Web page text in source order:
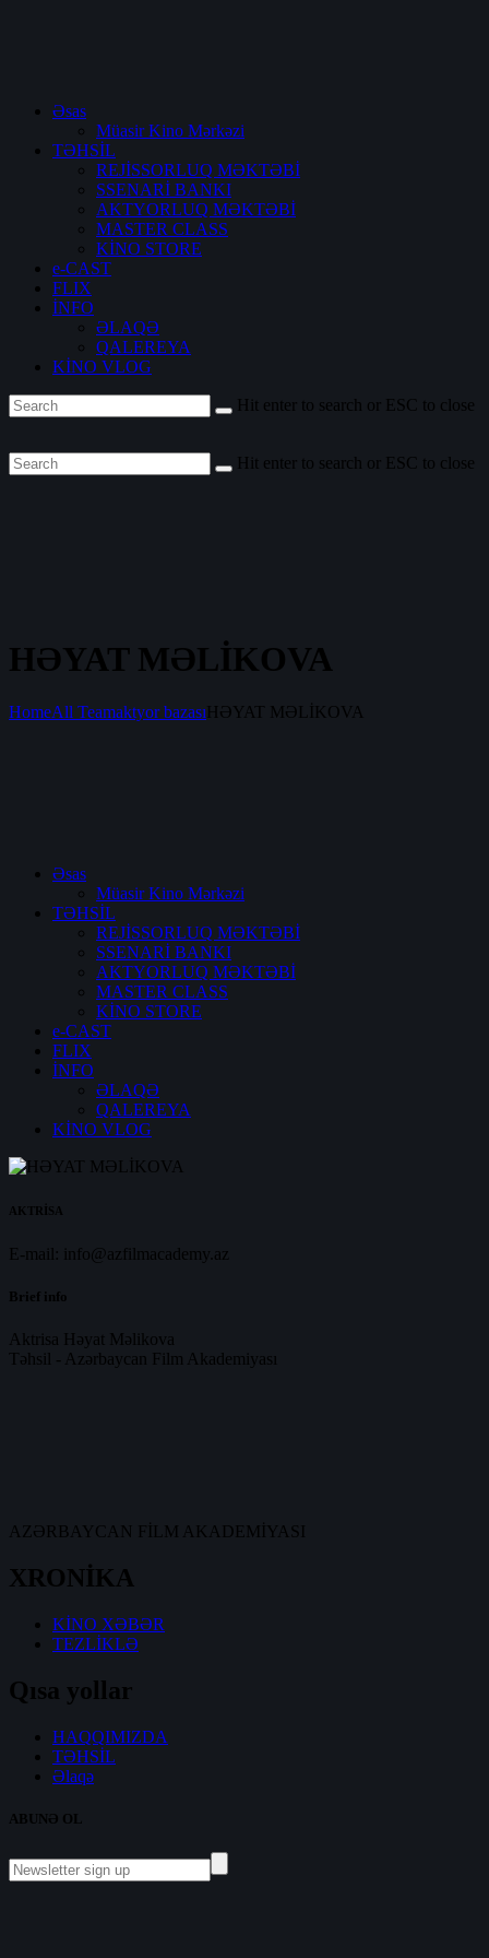
Əsas
Müasir Kino Mərkəzi
TƏHSİL
REJİSSORLUQ MƏKTƏBİ
SSENARİ BANKI
AKTYORLUQ MƏKTƏBİ
MASTER CLASS
KİNO STORE
e-CAST
FLIX
İNFO
ƏLAQƏ
QALEREYA
KİNO VLOG
Hit enter to search or ESC to close
Hit enter to search or ESC to close
HƏYAT MƏLİKOVA
HomeAll Teamaktyor bazası HƏYAT MƏLİKOVA
Əsas
Müasir Kino Mərkəzi
TƏHSİL
REJİSSORLUQ MƏKTƏBİ
SSENARİ BANKI
AKTYORLUQ MƏKTƏBİ
MASTER CLASS
KİNO STORE
e-CAST
FLIX
İNFO
ƏLAQƏ
QALEREYA
KİNO VLOG
AKTRİSA
E-mail: info@azfilmacademy.az
Brief info
Aktrisa Həyat Məlikova
Təhsil - Azərbaycan Film Akademiyası
AZƏRBAYCAN FİLM AKADEMİYASI
XRONİKA
KİNO XƏBƏR
TEZLİKLƏ
Qısa yollar
HAQQIMIZDA
TƏHSİL
Əlaqə
ABUNƏ OL